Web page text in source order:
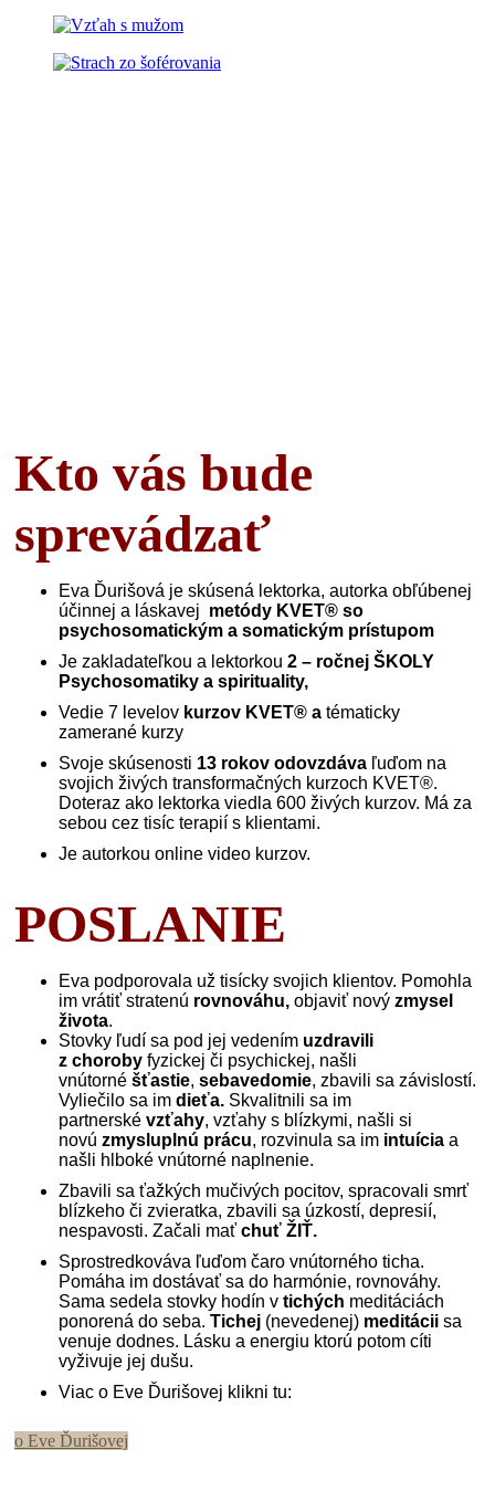
Kto vás bude
sprevádzať
Eva Ďurišová je skúsená lektorka, autorka obľúbenej
účinnej a láskavej metódy KVET® so
psychosomatickým a somatickým prístupom
Je zakladateľkou a lektorkou 2 – ročnej ŠKOLY
Psychosomatiky a spirituality,
Vedie 7 levelov kurzov KVET® a tématicky
zamerané kurzy
Svoje skúsenosti 13 rokov odovzdáva ľuďom na
svojich živých transformačných kurzoch KVET®.
Doteraz ako lektorka viedla 600 živých kurzov. Má za
sebou cez tisíc terapií s klientami.
Je autorkou online video kurzov.
POSLANIE
Eva podporovala už tisícky svojich klientov. Pomohla
im vrátiť stratenú rovnováhu, objaviť nový zmysel
života.
Stovky ľudí sa pod jej vedením uzdravili
z choroby fyzickej či psychickej, našli
vnútorné šťastie, sebavedomie, zbavili sa závislostí.
Vyliečilo sa im dieťa. Skvalitnili sa im
partnerské vzťahy, vzťahy s blízkymi, našli si
novú zmysluplnú prácu, rozvinula sa im intuícia a
našli hlboké vnútorné naplnenie.
Zbavili sa ťažkých mučivých pocitov, spracovali smrť
blízkeho či zvieratka, zbavili sa úzkostí, depresií,
nespavosti. Začali mať chuť ŽIŤ.
Sprostredkováva ľuďom čaro vnútorného ticha.
Pomáha im dostávať sa do harmónie, rovnováhy.
Sama sedela stovky hodín v tichých meditáciách
ponorená do seba. Tichej (nevedenej) meditácii sa
venuje dodnes. Lásku a energiu ktorú potom cíti
vyživuje jej dušu.
Viac o Eve Ďurišovej klikni tu:
o Eve Ďurišovej